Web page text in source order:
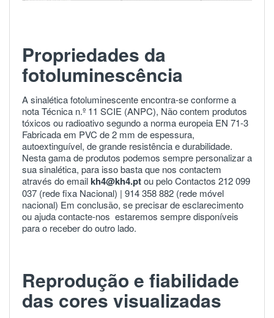
Propriedades da
fotoluminescência
A sinalética fotoluminescente encontra-se conforme a
nota Técnica n.º 11 SCIE (ANPC), Não contem produtos
tóxicos ou radioativo segundo a norma europeia EN 71-3
Fabricada em PVC de 2 mm de espessura,
autoextinguível, de grande resistência e durabilidade.
Nesta gama de produtos podemos sempre personalizar a
sua sinalética, para isso basta que nos contactem
através do emailkh4@kh4.ptou pelo Contactos 212 099
037 (rede fixa Nacional) | 914 358 882 (rede móvel
nacional) Em conclusão, se precisar de esclarecimento
ou ajudacontacte-nos estaremos sempre disponíveis
para o receber do outro lado.
Reprodução e fiabilidade
das cores visualizadas